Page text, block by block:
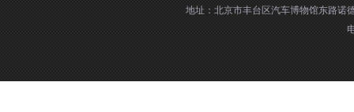
地址：北京市丰台区汽车博物馆东路诺